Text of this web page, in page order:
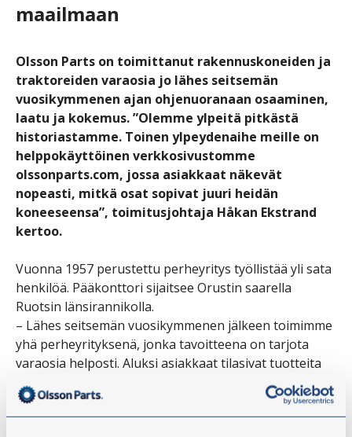
maailmaan
Olsson Parts on toimittanut rakennuskoneiden ja
traktoreiden varaosia jo lähes seitsemän
vuosikymmenen ajan ohjenuoranaan osaaminen,
laatu ja kokemus. ”Olemme ylpeitä pitkästä
historiastamme. Toinen ylpeydenaihe meille on
helppokäyttöinen verkkosivustomme
olssonparts.com, jossa asiakkaat näkevät
nopeasti, mitkä osat sopivat juuri heidän
koneeseensa”, toimitusjohtaja Håkan Ekstrand
kertoo.
Vuonna 1957 perustettu perheyritys työllistää yli sata
henkilöä. Pääkonttori sijaitsee Orustin saarella
Ruotsin länsirannikolla.
– Lähes seitsemän vuosikymmenen jälkeen toimimme
yhä perheyrityksenä, jonka tavoitteena on tarjota
varaosia helposti. Aluksi asiakkaat tilasivat tuotteita
postimyynnin kautta, ja myöhemmin 1990-luvulla
aloimme kehittää sähköistä kaupankäyntiä.
Nykyään Olsson Parts on yksi Pohjoismaiden